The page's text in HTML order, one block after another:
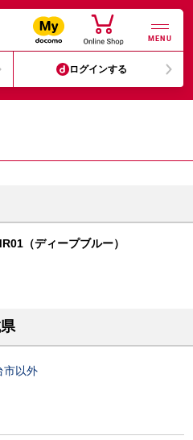
MENU
ログインする
（ディープブルー）
市以外